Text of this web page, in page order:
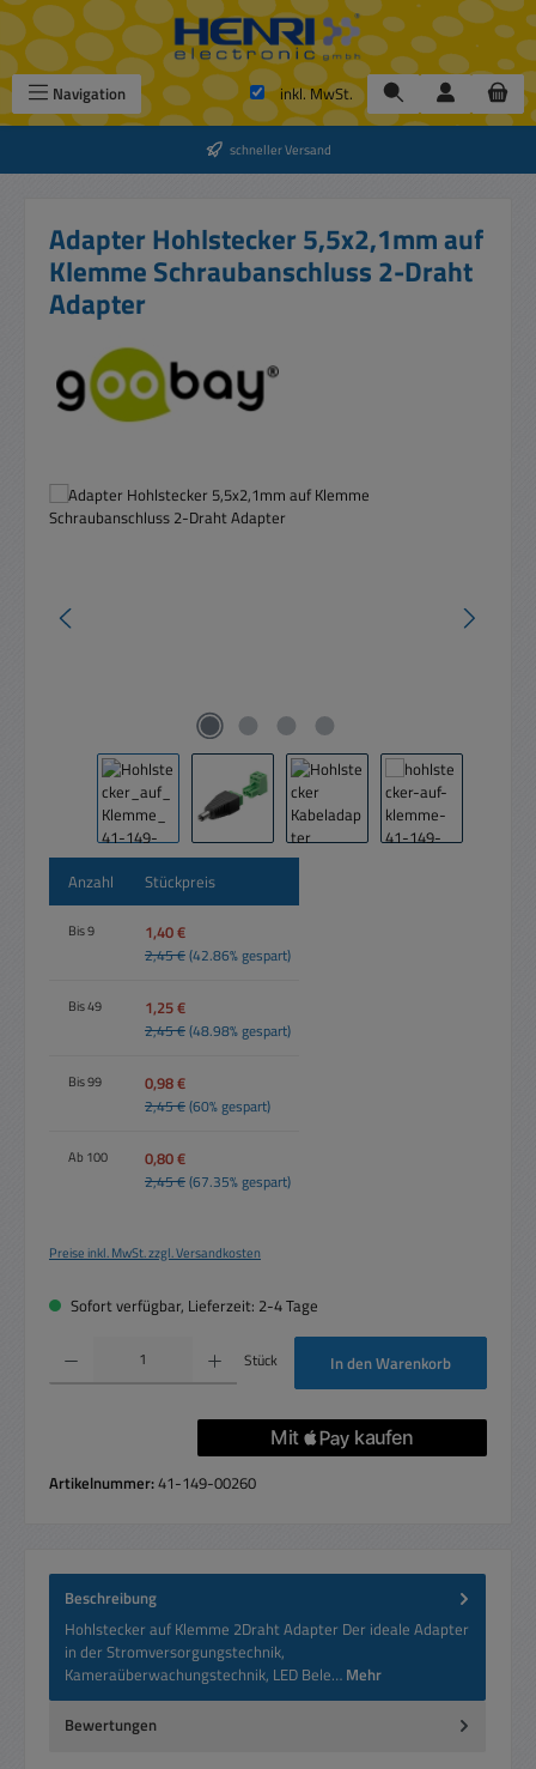
Zum Hauptinhalt springen
Navigation inkl. MwSt.
schneller Versand
Adapter Hohlstecker 5,5x2,1mm auf
Klemme Schraubanschluss 2-Draht
Adapter
Anzahl Stückpreis
Bis9 1,40 €
2,45 €(42.86% gespart)
Bis49 1,25 €
2,45 €(48.98% gespart)
Bis99 0,98 €
2,45 €(60% gespart)
Ab 100 0,80 €
2,45 €(67.35% gespart)
Preise inkl. MwSt. zzgl. Versandkosten
Sofort verfügbar, Lieferzeit: 2-4 Tage
Produkt Anzahl: Gib den gewünschten Wert ein oder benutze die Schaltflächen um
Stück In den Warenkorb
Artikelnummer:41-149-00260
Beschreibung
Hohlstecker auf Klemme 2Draht Adapter Der ideale Adapter
in der Stromversorgungstechnik,
Kameraüberwachungstechnik, LED Bele… Mehr
Bewertungen